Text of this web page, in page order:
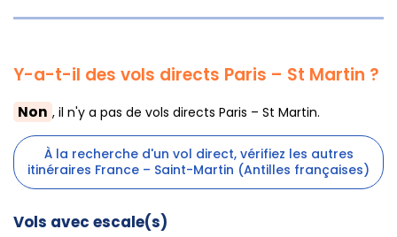
Y-a-t-il des vols directs Paris – St Martin ?
Non , il n'y a pas de vols directs Paris – St Martin.
À la recherche d'un vol direct, vérifiez les autres
itinéraires France – Saint-Martin (Antilles françaises)
Vols avec escale(s)